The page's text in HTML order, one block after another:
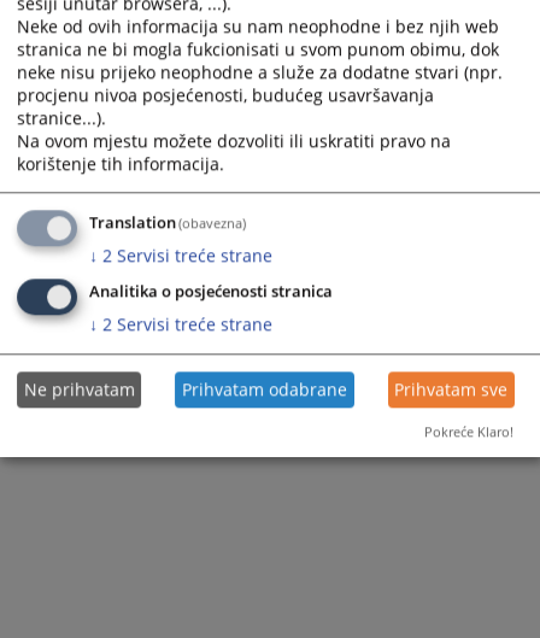
Приказана вијест је на
70ПРЕГЛЕДА
Neke od ovih informacija su nam neophodne i bez njih web
stranica ne bi mogla fukcionisati u svom punom obimu, dok
neke nisu prijeko neophodne a služe za dodatne stvari (npr.
procjenu nivoa posjećenosti, budućeg usavršavanja
stranice...).
Na ovom mjestu možete dozvoliti ili uskratiti pravo na
korištenje tih informacija.
Translation(obavezna)
↓ 2 Servisi treće strane
Analitika o posjećenosti stranica
↓ 2 Servisi treće strane
Ne prihvatam Prihvatam odabrane Prihvatam sve
Pokreće Klaro!